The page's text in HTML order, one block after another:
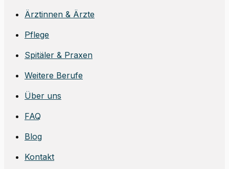
Ärztinnen & Ärzte
Pflege
Spitäler & Praxen
Weitere Berufe
Über uns
FAQ
Blog
Kontakt